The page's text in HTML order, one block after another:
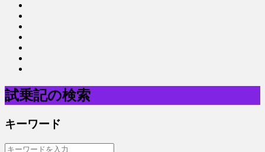
試乗記の検索
キーワード